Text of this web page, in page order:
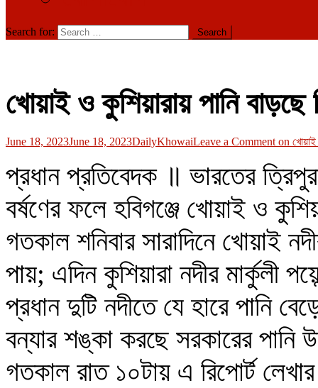
Search for:
খোয়াই ও কুশিয়ারায় পানি
June 18, 2023June 18, 2023DailyKhowaiLeave a Comment on খোয়াই
প্রধান প্রতিবেদক ॥ ভারতের
বর্ষণের ফলে হবিগঞ্জে খোয়াই ও
গতকাল শনিবার সারাদিনে খোয়াই
পায়; এদিন কুশিয়ারা নদীর মার্কুলী
প্রধান দুটি নদীতে যে হারে পানি
বন্যার শঙ্কা করছে সরকারের পানি
গতকাল রাত ১০টায় এ রিপোর্ট